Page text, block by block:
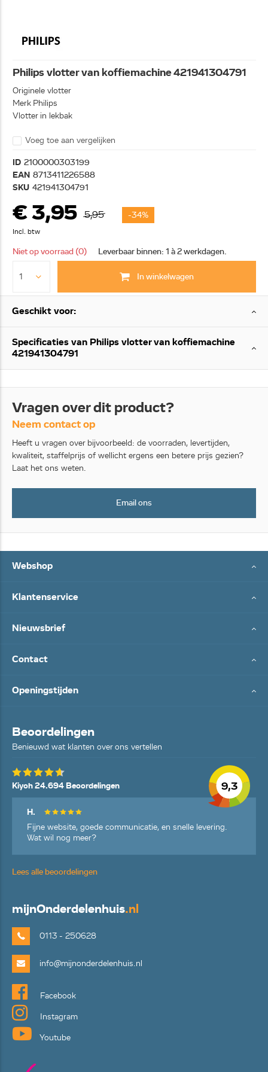
Philips vlotter van koffiemachine 421941304791
Originele vlotter
Merk Philips
Vlotter in lekbak
Voeg toe aan vergelijken
ID 2100000303199
EAN 8713411226588
SKU 421941304791
€ 3,95 5,95 -34%
Incl. btw
Niet op voorraad (0) Leverbaar binnen: 1 à 2 werkdagen.
In winkelwagen
Geschikt voor:
Specificaties van Philips vlotter van koffiemachine
421941304791
Vragen over dit product?
Neem contact op
Heeft u vragen over bijvoorbeeld: de voorraden, levertijden,
kwaliteit, staffelprijs of wellicht ergens een betere prijs gezien?
Laat het ons weten.
Email ons
Webshop
Klantenservice
Nieuwsbrief
Contact
Openingstijden
Beoordelingen
Benieuwd wat klanten over ons vertellen
9,3
Kiyoh 24.694 Beoordelingen
H.
Fijne website, goede communicatie, en snelle levering.
Wat wil nog meer?
Lees alle beoordelingen
mijnOnderdelenhuis.nl
0113 - 250628
info@mijnonderdelenhuis.nl
Facebook
Instagram
Youtube